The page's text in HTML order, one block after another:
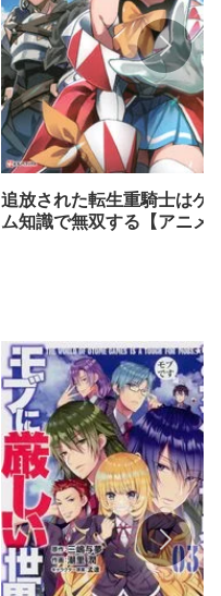
追放された転生重騎士はゲ
ム知識で無双する【アニメ